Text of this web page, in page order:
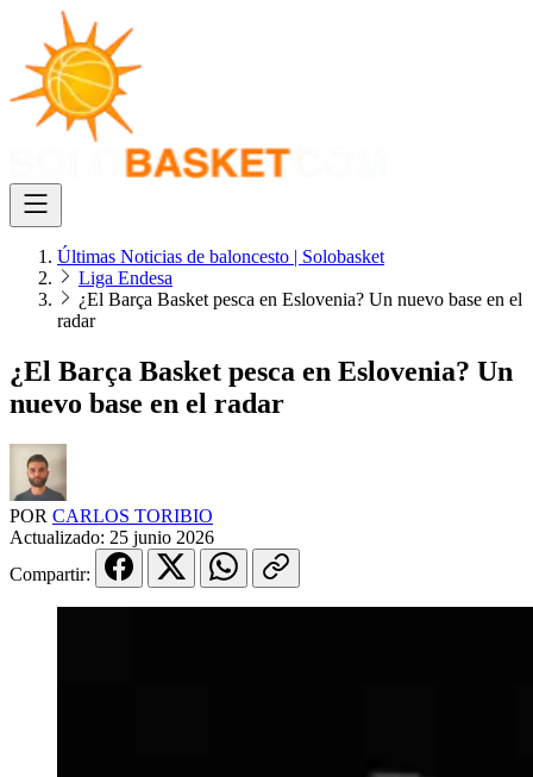
Últimas Noticias de baloncesto | Solobasket
Liga Endesa
¿El Barça Basket pesca en Eslovenia? Un nuevo base en el
radar
¿El Barça Basket pesca en Eslovenia? Un
nuevo base en el radar
POR CARLOS TORIBIO
Actualizado: 25 junio 2026
Compartir: